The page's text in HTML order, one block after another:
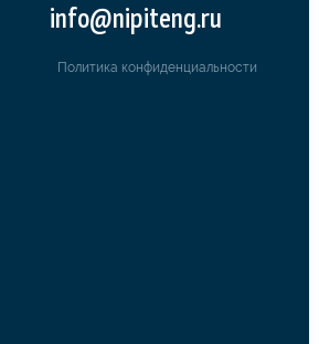
info@nipiteng.ru
Политика конфиденциальности